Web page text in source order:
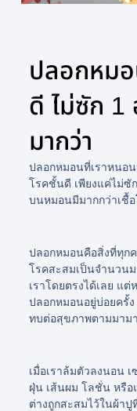
ปลอกหมอ
ดี ไม่ซัก 1
มากว่า
ปลอกหมอนที่เราหนอ
โรคชั้นดี เพียงแค่ไม่ซั
บนหมอนมีมากกว่าเชื้
ปลอกหมอนคือสิ่งที่ทุก
โรคสะสมเป็นจำนวน
เราโดยตรงได้เลย แ
ปลอกหมอนอยู่บ่อยครั้ง
ทบต่อสุขภาพตามมาม
เมื่อเราล้มตัวลงนอน
ฝุ่น เส้นผม โลชั่น หรือ
ต่างถูกสะสมไว้ในผ้า